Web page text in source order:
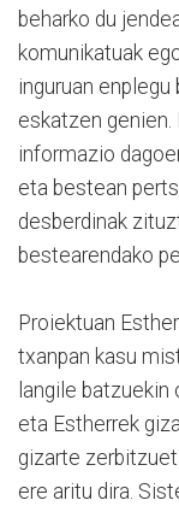
beharko du
komunikatuak
inguruan
eskatzen genien.
informazio
eta bestean
desberdinak
bestearendako
Proiektuan
txanpan kasu
langile
eta Estherrek
gizarte
ere aritu dira.